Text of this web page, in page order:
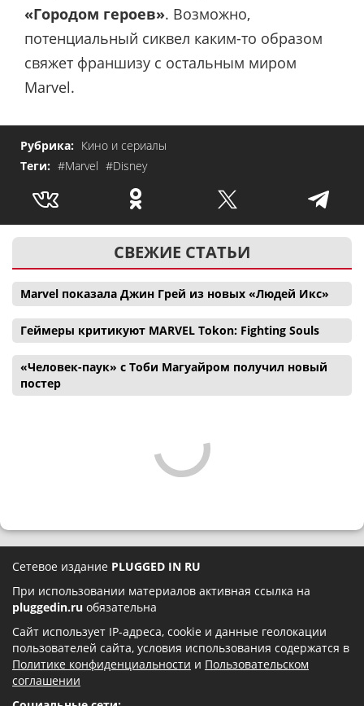
«Городом героев». Возможно,
потенциальный сиквел каким-то образом
свяжет франшизу с остальным миром
Marvel.
Рубрика: Кино и сериалы
Теги: #Marvel #Disney
СВЕЖИЕ СТАТЬИ
Marvel показала Джин Грей из новых «Людей Икс»
Геймеры критикуют MARVEL Tokon: Fighting Souls
«Человек-паук» с Тоби Магуайром получил новый
постер
Сетевое издание PLUGGED IN RU
При использовании материалов активная ссылка на
pluggedin.ru обязательна
Сайт использует IP-адреса, cookie и данные геолокации
пользователей сайта, условия использования содержатся в
Политике конфиденциальности и Пользовательском
соглашении